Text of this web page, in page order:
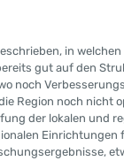
in welchen
gut auf den
noch
Region noch nicht
der lokalen und
Einrichtungen